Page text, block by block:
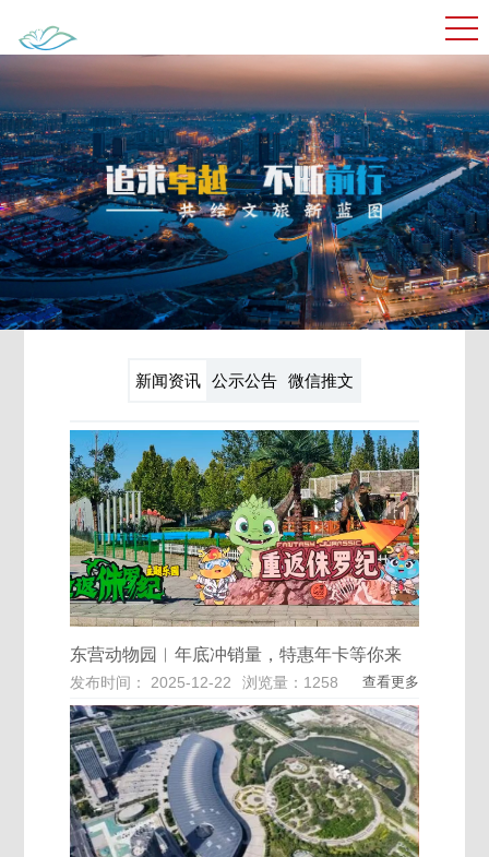
新闻资讯 公示公告 微信推文
东营动物园︱年底冲销量，特惠年卡等你来
发布时间： 2025-12-22 浏览量：1258 查看更多